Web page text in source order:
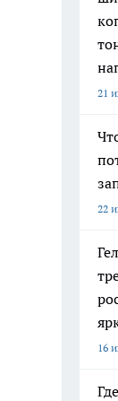
21
22
16